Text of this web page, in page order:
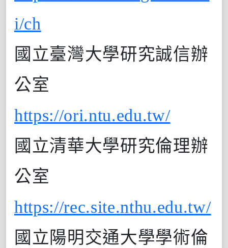
i/ch
國立臺灣大學研究誠信辦
公室
https://ori.ntu.edu.tw/
國立清華大學研究倫理辦
公室
https://rec.site.nthu.edu.tw/
國立陽明交通大學學術倫